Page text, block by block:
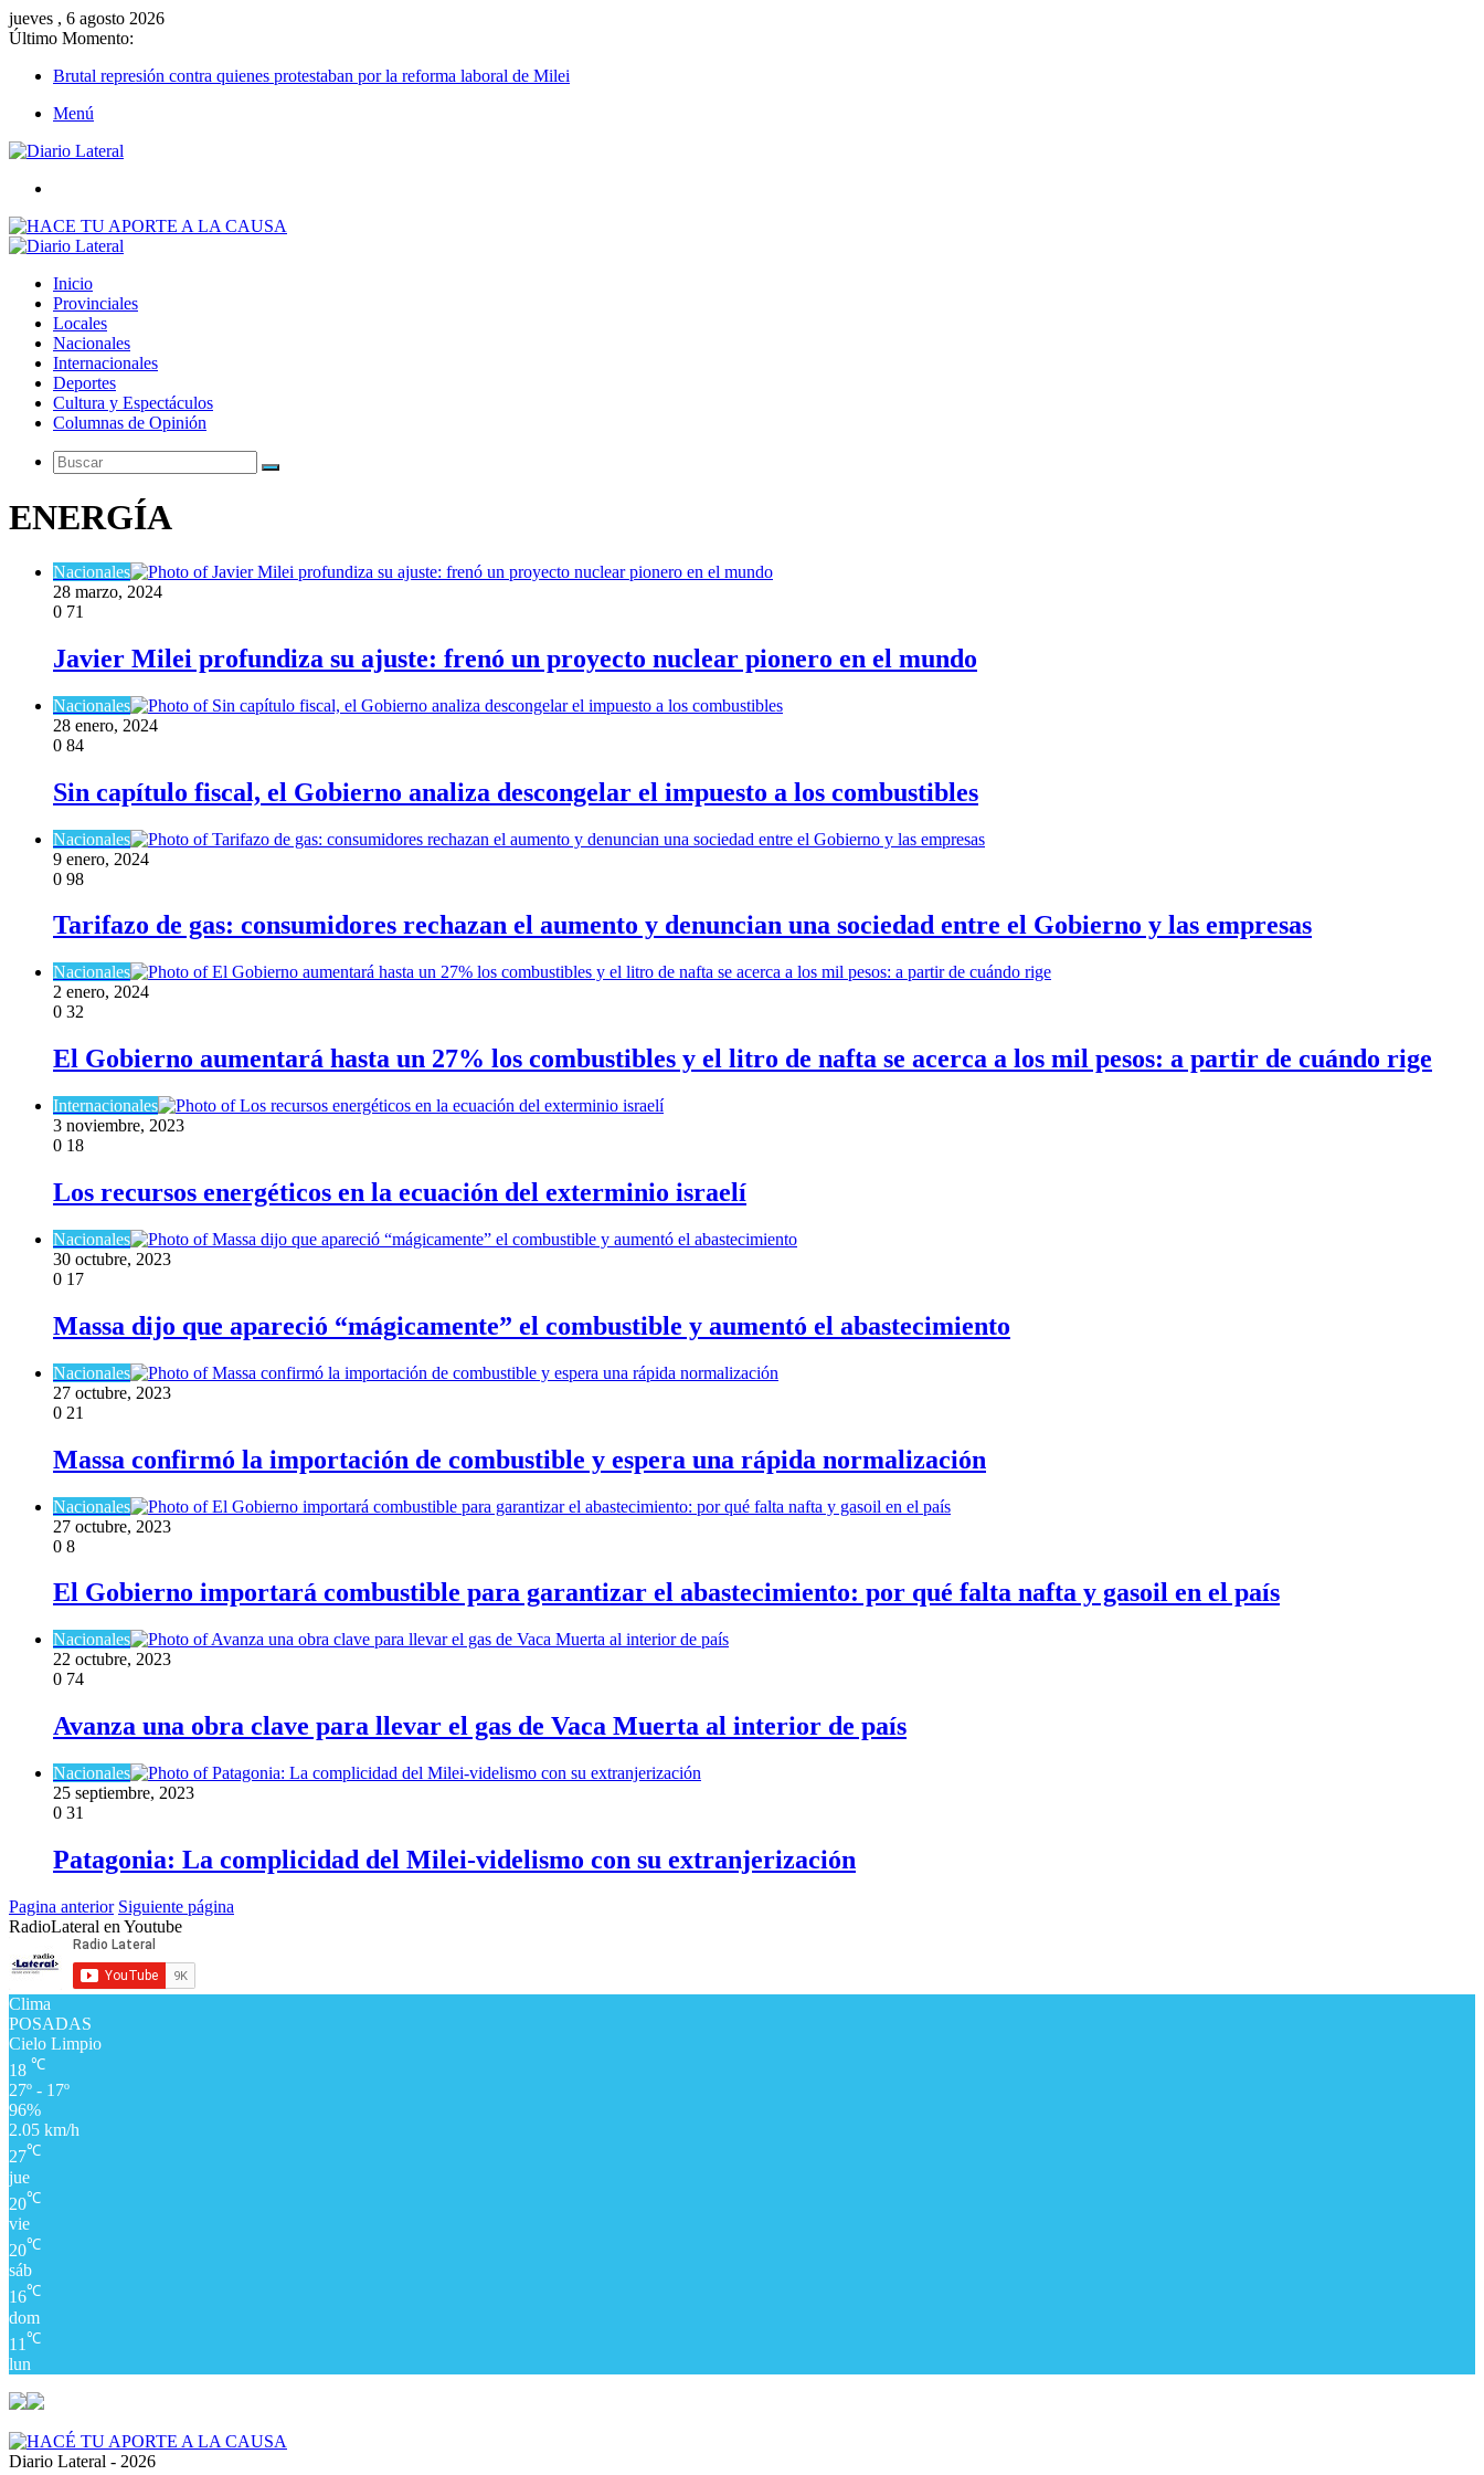
jueves , 6 agosto 2026
Último Momento:
Brutal represión contra quienes protestaban por la reforma laboral de Milei
Menú
Inicio
Provinciales
Locales
Nacionales
Internacionales
Deportes
Cultura y Espectáculos
Columnas de Opinión
Buscar
ENERGÍA
Nacionales
28 marzo, 2024
0 71
Javier Milei profundiza su ajuste: frenó un proyecto nuclear pionero en el mundo
Nacionales
28 enero, 2024
0 84
Sin capítulo fiscal, el Gobierno analiza descongelar el impuesto a los combustibles
Nacionales
9 enero, 2024
0 98
Tarifazo de gas: consumidores rechazan el aumento y denuncian una sociedad entre el Gobierno y las empresas
Nacionales
2 enero, 2024
0 32
El Gobierno aumentará hasta un 27% los combustibles y el litro de nafta se acerca a los mil pesos: a partir de cuándo rige
Internacionales
3 noviembre, 2023
0 18
Los recursos energéticos en la ecuación del exterminio israelí
Nacionales
30 octubre, 2023
0 17
Massa dijo que apareció “mágicamente” el combustible y aumentó el abastecimiento
Nacionales
27 octubre, 2023
0 21
Massa confirmó la importación de combustible y espera una rápida normalización
Nacionales
27 octubre, 2023
0 8
El Gobierno importará combustible para garantizar el abastecimiento: por qué falta nafta y gasoil en el país
Nacionales
22 octubre, 2023
0 74
Avanza una obra clave para llevar el gas de Vaca Muerta al interior de país
Nacionales
25 septiembre, 2023
0 31
Patagonia: La complicidad del Milei-videlismo con su extranjerización
Pagina anterior Siguiente página
RadioLateral en Youtube
Clima
POSADAS
Cielo Limpio
18 ℃
27º - 17º
96%
2.05 km/h
27℃
jue
20℃
vie
20℃
sáb
16℃
dom
11 ℃
lun
Diario Lateral - 2026